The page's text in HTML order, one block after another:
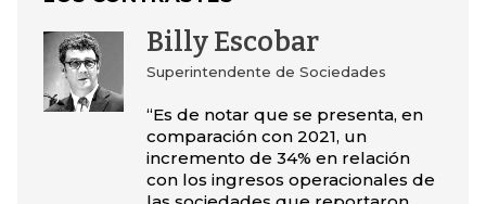
Billy Escobar
Superintendente de Sociedades
“Es de notar que se presenta, en
comparación con 2021, un
incremento de 34% en relación
con los ingresos operacionales de